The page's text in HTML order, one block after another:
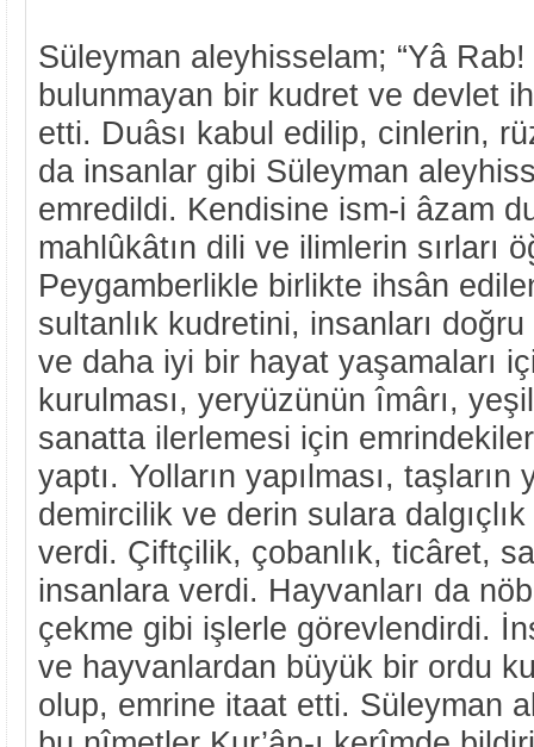
Süleyman aleyhisselam; “Yâ
bulunmayan bir kudret ve devlet
etti. Duâsı kabul edilip, cinlerin,
da insanlar gibi Süleyman
emredildi. Kendisine ism-i âzam
mahlûkâtın dili ve ilimlerin sırları
Peygamberlikle birlikte ihsân
sultanlık kudretini, insanları
ve daha iyi bir hayat yaşamaları
kurulması, yeryüzünün îmârı,
sanatta ilerlemesi için
yaptı. Yolların yapılması, taşların
demircilik ve derin sulara
verdi. Çiftçilik, çobanlık, ticâret,
insanlara verdi. Hayvanları da
çekme gibi işlerle görevlendirdi.
ve hayvanlardan büyük bir ordu
olup, emrine itaat etti. Süleyman